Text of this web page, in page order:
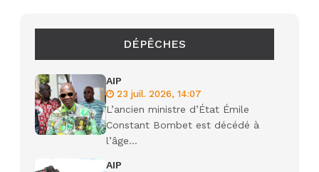
DÉPÊCHES
AIP
23 juil. 2026, 14:07
L’ancien ministre d’État Émile
Constant Bombet est décédé à
l’âge...
AIP